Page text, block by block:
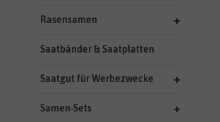
Rasensamen
Saatbänder & Saatplatten
Saatgut für Werbezwecke
Samen-Sets